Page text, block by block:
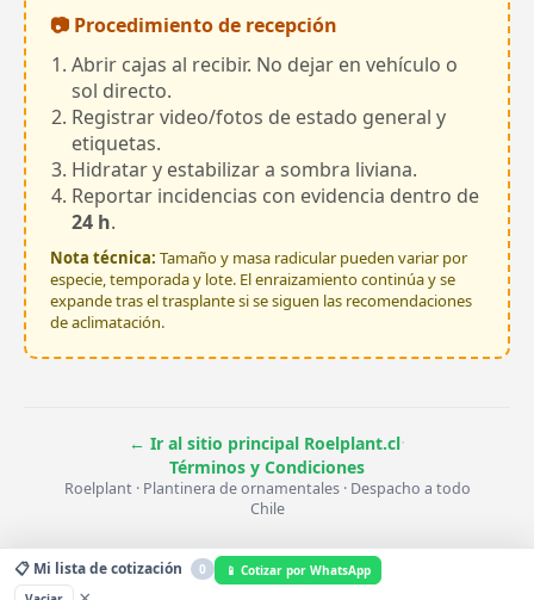
📷 Procedimiento de recepción
Abrir cajas al recibir. No dejar en vehículo o
sol directo.
Registrar video/fotos de estado general y
etiquetas.
Hidratar y estabilizar a sombra liviana.
Reportar incidencias con evidencia dentro de
24 h.
Nota técnica: Tamaño y masa radicular pueden variar por
especie, temporada y lote. El enraizamiento continúa y se
expande tras el trasplante si se siguen las recomendaciones
de aclimatación.
← Ir al sitio principal Roelplant.cl·
Términos y Condiciones
Roelplant · Plantinera de ornamentales · Despacho a todo
Chile
📋 Mi lista de cotización 0
📱 Cotizar por WhatsApp